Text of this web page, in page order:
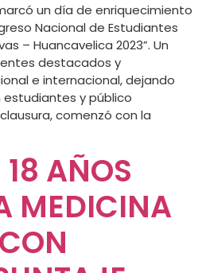
un día de enriquecimiento
Nacional de Estudiantes
– Huancavelica 2023”. Un
destacados y
e internacional, dejando
estudiantes y público
comenzó con la
AÑOS
MEDICINA